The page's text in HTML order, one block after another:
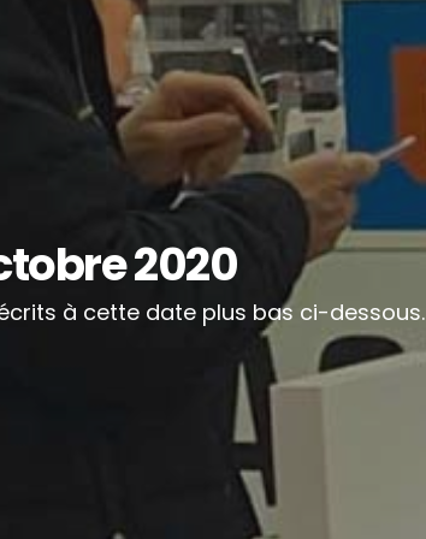
2020
à cette date plus bas ci-dessous.